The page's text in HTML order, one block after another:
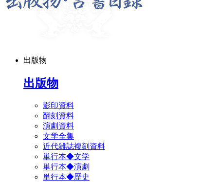
出版物
出版物
影印資料
翻刻資料
演劇資料
文学全集
近代雑誌複刻資料
単行本◆文学
単行本◆演劇
単行本◆歴史